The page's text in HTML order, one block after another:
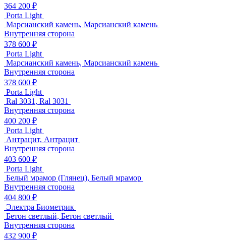
364 200 ₽
Porta Light
Марсианский камень, Марсианский камень
Внутренняя сторона
378 600 ₽
Porta Light
Марсианский камень, Марсианский камень
Внутренняя сторона
378 600 ₽
Porta Light
Ral 3031, Ral 3031
Внутренняя сторона
400 200 ₽
Porta Light
Антрацит, Антрацит
Внутренняя сторона
403 600 ₽
Porta Light
Белый мрамор (Глянец), Белый мрамор
Внутренняя сторона
404 800 ₽
Электра Биометрик
Бетон светлый, Бетон светлый
Внутренняя сторона
432 900 ₽